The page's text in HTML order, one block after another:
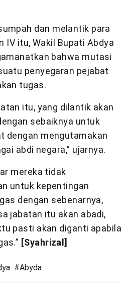
dan melantik para
IV itu, Wakil Bupati Abdya
bahwa mutasi
penyegaran pejabat
tugas.
itu, yang dilantik akan
sebaiknya untuk
dengan mengutamakan
abdi negara,” ujarnya.
mereka tidak
untuk kepentingan
dengan sebenarnya,
jabatan itu akan abadi,
pasti akan diganti apabila
[Syahrizal]
#Abyda